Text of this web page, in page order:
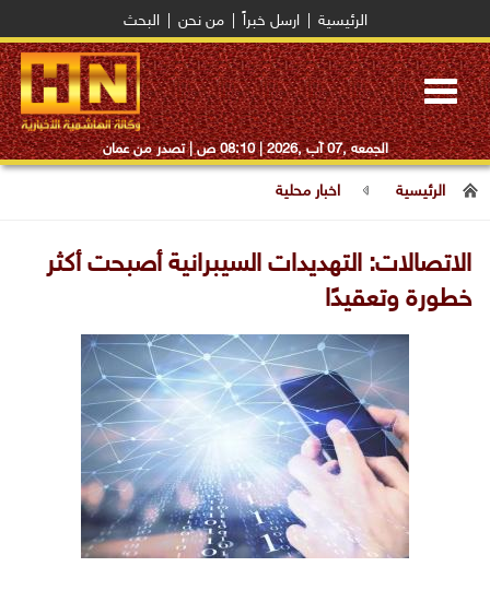
الرئيسية ارسل خبراً من نحن البحث
Toggle
navigation
الجمعه ,07 آب ,2026 | 08:10 ص | تصدر من عمان
الرئيسية اخبار محلية
الاتصالات: التهديدات السيبرانية أصبحت أكثر
خطورة وتعقيدًا